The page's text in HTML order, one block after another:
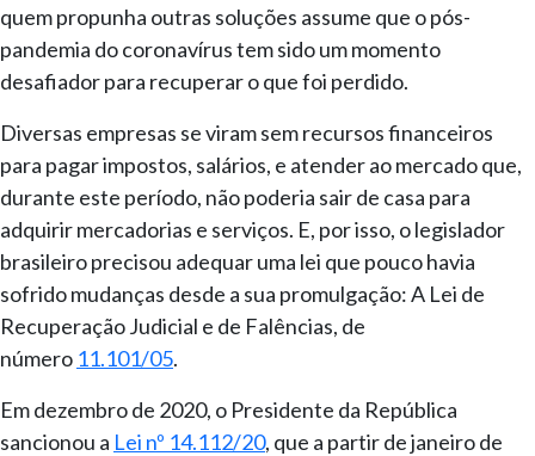
quem propunha outras soluções assume que o pós-
pandemia do coronavírus tem sido um momento
desafiador para recuperar o que foi perdido.
Diversas empresas se viram sem recursos financeiros
para pagar impostos, salários, e atender ao mercado que,
durante este período, não poderia sair de casa para
adquirir mercadorias e serviços. E, por isso, o legislador
brasileiro precisou adequar uma lei que pouco havia
sofrido mudanças desde a sua promulgação: A Lei de
Recuperação Judicial e de Falências, de
número 11.101/05.
Em dezembro de 2020, o Presidente da República
sancionou a Lei nº 14.112/20, que a partir de janeiro de